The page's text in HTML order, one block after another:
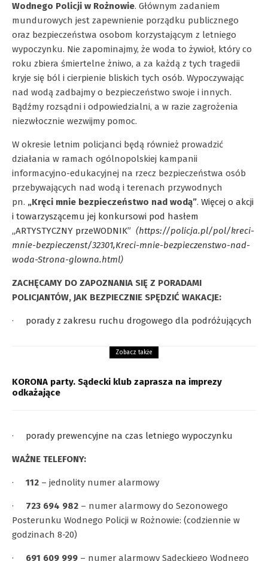
Wodnego Policji w Rożnowie. Głównym zadaniem
mundurowych jest zapewnienie porządku publicznego
oraz bezpieczeństwa osobom korzystającym z letniego
wypoczynku. Nie zapominajmy, że woda to żywioł, który co
roku zbiera śmiertelne żniwo, a za każdą z tych tragedii
kryje się ból i cierpienie bliskich tych osób. Wypoczywając
nad wodą zadbajmy o bezpieczeństwo swoje i innych.
Bądźmy rozsądni i odpowiedzialni, a w razie zagrożenia
niezwłocznie wezwijmy pomoc.
W okresie letnim policjanci będą również prowadzić
działania w ramach ogólnopolskiej kampanii
informacyjno-edukacyjnej na rzecz bezpieczeństwa osób
przebywających nad wodą i terenach przywodnych
pn. „Kręci mnie bezpieczeństwo nad wodą”. Więcej o akcji
i towarzyszącemu jej konkursowi pod hasłem
„ARTYSTYCZNY przeWODNIK” (https://policja.pl/pol/kreci-
mnie-bezpieczenst/32301,Kreci-mnie-bezpieczenstwo-nad-
woda-Strona-glowna.html)
ZACHĘCAMY DO ZAPOZNANIA SIĘ Z PORADAMI
POLICJANTÓW, JAK BEZPIECZNIE SPĘDZIĆ WAKACJE:
· porady z zakresu ruchu drogowego dla podróżujących
Zobacz także
KORONA party. Sądecki klub zaprasza na imprezy
odkażające
· porady prewencyjne na czas letniego wypoczynku
WAŻNE TELEFONY:
· 112 – jednolity numer alarmowy
· 723 694 982 – numer alarmowy do Sezonowego
Posterunku Wodnego Policji w Rożnowie: (codziennie w
godzinach 8-20)
· 691 609 999 – numer alarmowy Sądeckiego Wodnego